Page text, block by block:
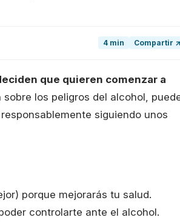
4 min Compartir ↗
que quieren comenzar a
los peligros del alcohol,
siguiendo unos
porque mejorarás tu salud.
controlarte ante el alcohol.